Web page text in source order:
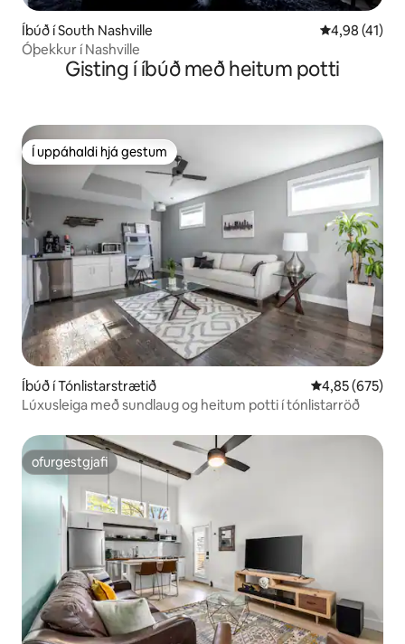
Íbúð í South Nashville 4,98 af 5 í
4,98 (41)
Óþekkur í Nashville
Gisting í íbúð með heitum potti
Í uppáhaldi hjá gestum
Í uppáhaldi hjá gestum
Íbúð í Tónlistarstrætið 4,85 af 5 í
4,85 (675)
Lúxusleiga með sundlaug og heitum potti í tónlistarröð
ofurgestgjafi
ofurgestgjafi